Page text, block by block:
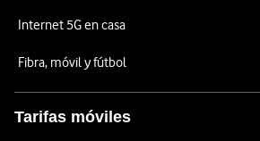
Internet 5G en casa
Fibra, móvil y fútbol
Tarifas móviles